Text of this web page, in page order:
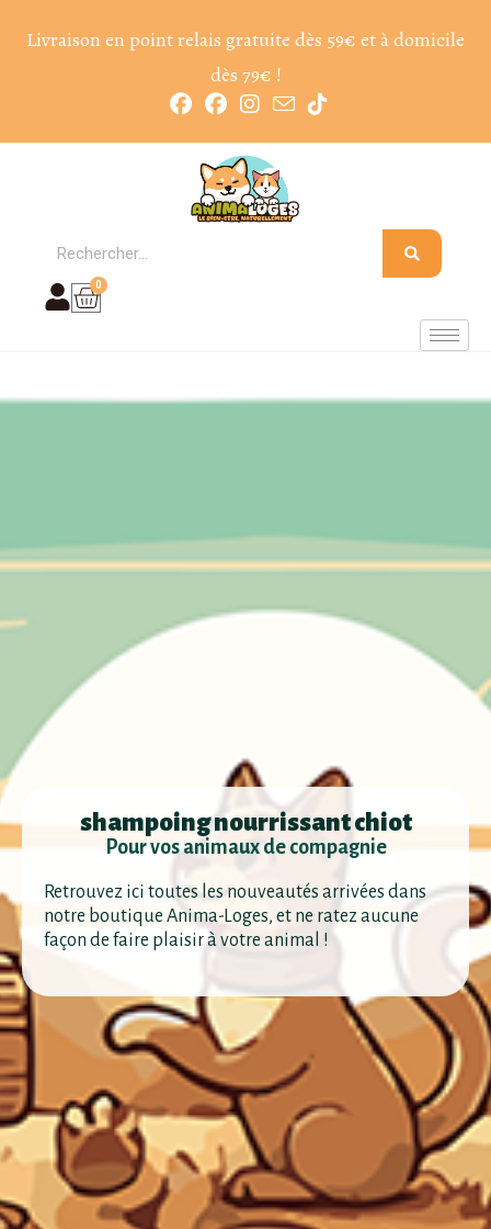
Livraison en point relais gratuite dès 59€ et à domicile
dès 79€ !
0
shampoing nourrissant chiot
Pour vos animaux de compagnie
Retrouvez ici toutes les nouveautés arrivées dans
notre boutique Anima-Loges, et ne ratez aucune
façon de faire plaisir à votre animal !